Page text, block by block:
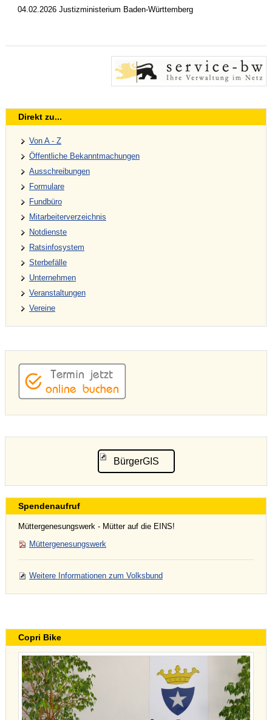
04.02.2026 Justizministerium Baden-Württemberg
Direkt zu...
Von A - Z
Öffentliche Bekanntmachungen
Ausschreibungen
Formulare
Fundbüro
Mitarbeiterverzeichnis
Notdienste
Ratsinfosystem
Sterbefälle
Unternehmen
Veranstaltungen
Vereine
BürgerGIS
Spendenaufruf
Müttergenesungswerk - Mütter auf die EINS!
Müttergenesungswerk
Weitere Informationen zum Volksbund
Copri Bike